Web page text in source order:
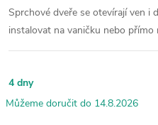
Sprchové dveře se otevírají ven i
instalovat na vaničku nebo přímo
4 dny
14.8.2026